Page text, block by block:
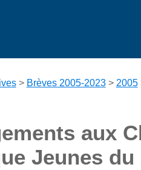
> Brèves 2005-2023> 2005
aux
Jeunes du